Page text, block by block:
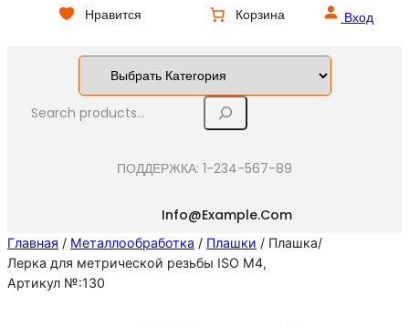
Нравится Корзина Вход
S
ПОДДЕРЖКА: 1-234-567-89
Info@example.com
Главная / Металлообработка / Плашки / Плашка/
Лерка для метрической резьбы ISO M4,
Артикул №:130